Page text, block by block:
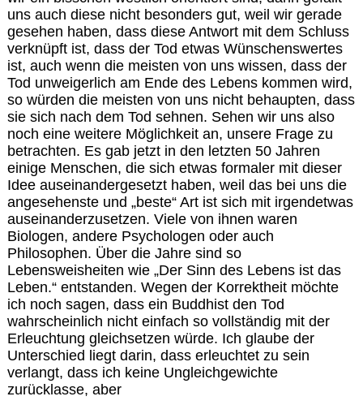
uns auch diese nicht besonders gut, weil wir gerade
gesehen haben, dass diese Antwort mit dem Schluss
verknüpft ist, dass der Tod etwas Wünschenswertes
ist, auch wenn die meisten von uns wissen, dass der
Tod unweigerlich am Ende des Lebens kommen wird,
so würden die meisten von uns nicht behaupten, dass
sie sich nach dem Tod sehnen. Sehen wir uns also
noch eine weitere Möglichkeit an, unsere Frage zu
betrachten. Es gab jetzt in den letzten 50 Jahren
einige Menschen, die sich etwas formaler mit dieser
Idee auseinandergesetzt haben, weil das bei uns die
angesehenste und „beste“ Art ist sich mit irgendetwas
auseinanderzusetzen. Viele von ihnen waren
Biologen, andere Psychologen oder auch
Philosophen. Über die Jahre sind so
Lebensweisheiten wie „Der Sinn des Lebens ist das
Leben.“ entstanden. Wegen der Korrektheit möchte
ich noch sagen, dass ein Buddhist den Tod
wahrscheinlich nicht einfach so vollständig mit der
Erleuchtung gleichsetzen würde. Ich glaube der
Unterschied liegt darin, dass erleuchtet zu sein
verlangt, dass ich keine Ungleichgewichte
zurücklasse, aber